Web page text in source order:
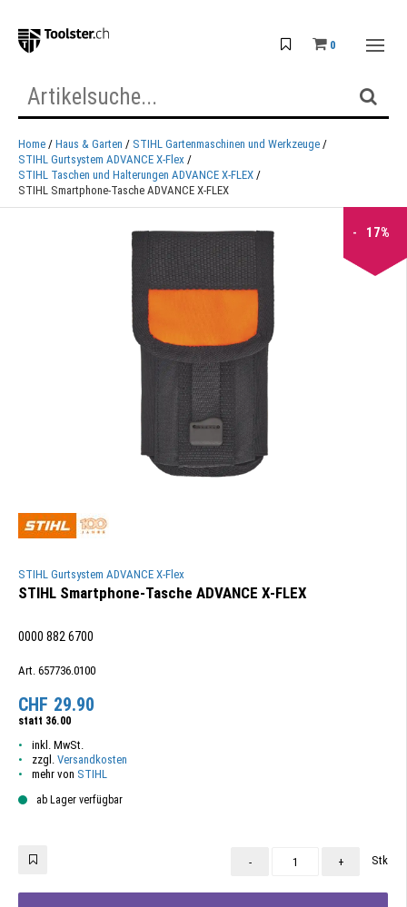
0
Home Haus & Garten
STIHL Gartenmaschinen und Werkzeuge
STIHL Gurtsystem ADVANCE X-Flex
STIHL Taschen und Halterungen ADVANCE X-FLEX
STIHL Smartphone-Tasche ADVANCE X-FLEX
17%
STIHL Gurtsystem ADVANCE X-Flex
STIHL Smartphone-Tasche ADVANCE X-FLEX
0000 882 6700
Art. 657736.0100
CHF 29.90
statt 36.00
inkl. MwSt.
zzgl. Versandkosten
mehr von STIHL
ab Lager verfügbar
- + Stk